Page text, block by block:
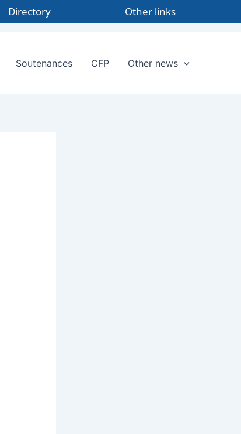
Directory Other links
Soutenances CFP Other news